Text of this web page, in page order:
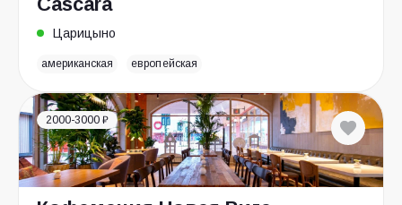
Царицыно
американская европейская
2000-3000 ₽